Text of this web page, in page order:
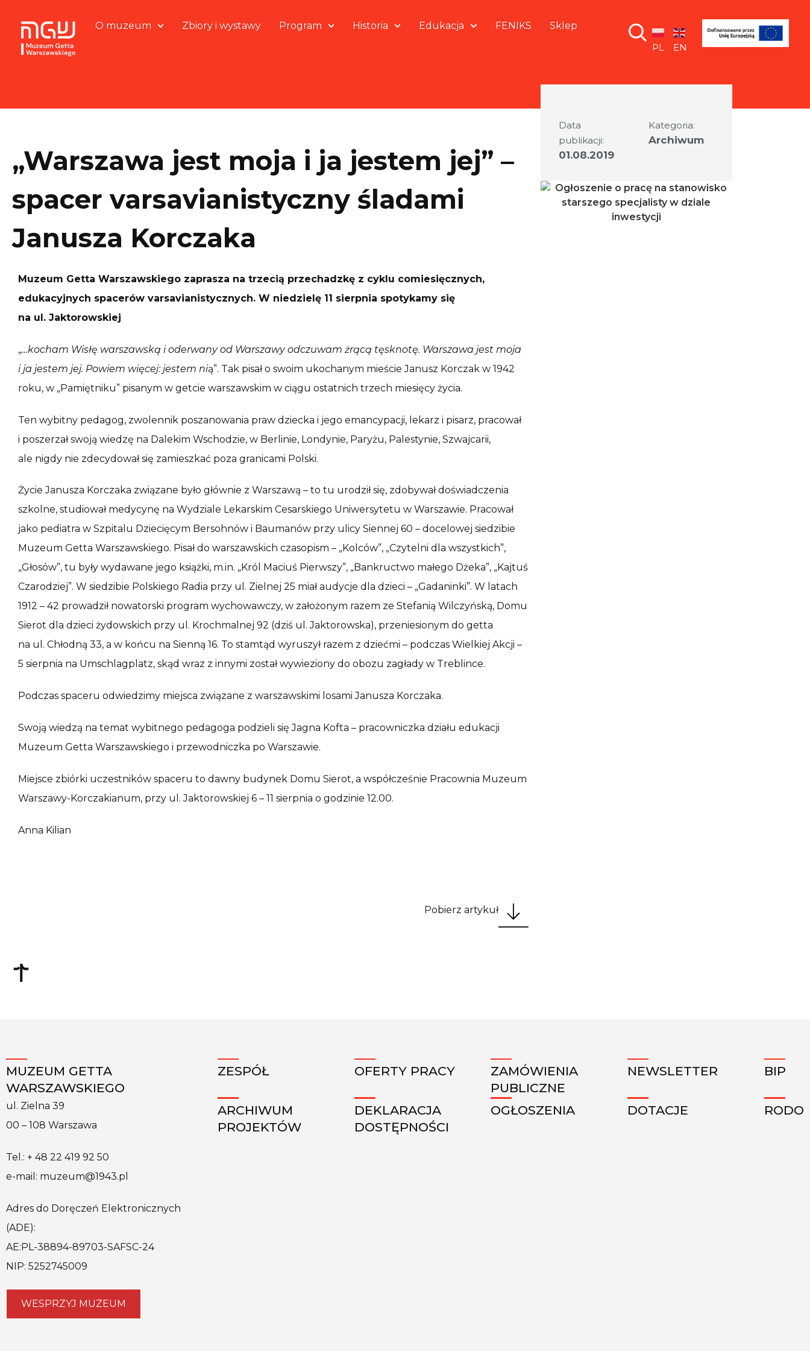
O muzeum Zbiory i wystawy Program Historia Edukacja FENIKS
Sklep
PL
EN
„Warszawa jest moja i ja jestem jej” –
spacer varsavianistyczny śladami
Janusza Korczaka
Muzeum Getta Warszawskiego zaprasza na trzecią przechadzkę z cyklu comiesięcznych,
edukacyjnych spacerów varsavianistycznych. W niedzielę 11 sierpnia spotykamy się
na ul. Jaktorowskiej
„…kocham Wisłę warszawską i oderwany od Warszawy odczuwam żrącą tęsknotę. Warszawa jest moja
i ja jestem jej. Powiem więcej: jestem nią”. Tak pisał o swoim ukochanym mieście Janusz Korczak w 1942
roku, w „Pamiętniku” pisanym w getcie warszawskim w ciągu ostatnich trzech miesięcy życia.
Ten wybitny pedagog, zwolennik poszanowania praw dziecka i jego emancypacji, lekarz i pisarz, pracował
i poszerzał swoją wiedzę na Dalekim Wschodzie, w Berlinie, Londynie, Paryżu, Palestynie, Szwajcarii,
ale nigdy nie zdecydował się zamieszkać poza granicami Polski.
Życie Janusza Korczaka związane było głównie z Warszawą – to tu urodził się, zdobywał doświadczenia
szkolne, studiował medycynę na Wydziale Lekarskim Cesarskiego Uniwersytetu w Warszawie. Pracował
jako pediatra w Szpitalu Dziecięcym Bersohnów i Baumanów przy ulicy Siennej 60 – docelowej siedzibie
Muzeum Getta Warszawskiego. Pisał do warszawskich czasopism – „Kolców”, „Czytelni dla wszystkich”,
„Głosów”, tu były wydawane jego książki, m.in. „Król Maciuś Pierwszy”, „Bankructwo małego Dżeka”, „Kajtuś
Czarodziej”. W siedzibie Polskiego Radia przy ul. Zielnej 25 miał audycje dla dzieci – „Gadaninki”. W latach
1912 – 42 prowadził nowatorski program wychowawczy, w założonym razem ze Stefanią Wilczyńską, Domu
Sierot dla dzieci żydowskich przy ul. Krochmalnej 92 (dziś ul. Jaktorowska), przeniesionym do getta
na ul. Chłodną 33, a w końcu na Sienną 16. To stamtąd wyruszył razem z dziećmi – podczas Wielkiej Akcji –
5 sierpnia na Umschlagplatz, skąd wraz z innymi został wywieziony do obozu zagłady w Treblince.
Podczas spaceru odwiedzimy miejsca związane z warszawskimi losami Janusza Korczaka.
Swoją wiedzą na temat wybitnego pedagoga podzieli się Jagna Kofta – pracowniczka działu edukacji
Muzeum Getta Warszawskiego i przewodniczka po Warszawie.
Miejsce zbiórki uczestników spaceru to dawny budynek Domu Sierot, a współcześnie Pracownia Muzeum
Warszawy-Korczakianum, przy ul. Jaktorowskiej 6 – 11 sierpnia o godzinie 12.00.
Anna Kilian
Pobierz artykuł
Data
publikacji:
01.08.2019
Kategoria:
Archiwum
MUZEUM GETTA
WARSZAWSKIEGO
ul. Zielna 39
00 – 108 Warszawa
Tel.: + 48 22 419 92 50
e-mail: muzeum@1943.pl
Adres do Doręczeń Elektronicznych
(ADE):
AE:PL-38894-89703-SAFSC-24
NIP: 5252745009
WESPRZYJ MUZEUM
ZESPÓŁ
ARCHIWUM
PROJEKTÓW
OFERTY PRACY
DEKLARACJA
DOSTĘPNOŚCI
ZAMÓWIENIA
PUBLICZNE
OGŁOSZENIA
NEWSLETTER
DOTACJE
BIP
RODO